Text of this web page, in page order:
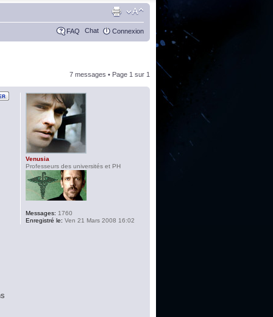
FAQ Chat Connexion
7 messages • Page 1 sur 1
Venusia
Professeurs des universités et PH
Messages: 1760
Enregistré le: Ven 21 Mars 2008 16:02